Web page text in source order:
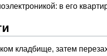
в его
кладбище, затем